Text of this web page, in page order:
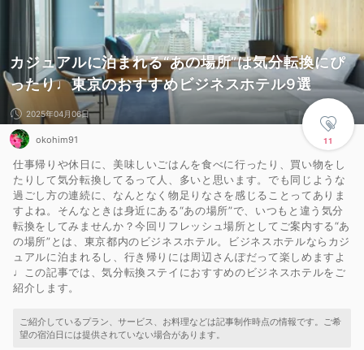
カジュアルに泊まれる“あの場所”は気分転換にぴ
ったり♩東京のおすすめビジネスホテル9選
11
2025年04月06日
okohim91
仕事帰りや休日に、美味しいごはんを食べに行ったり、買い物をし
たりして気分転換してるって人、多いと思います。でも同じような
過ごし方の連続に、なんとなく物足りなさを感じることってありま
すよね。そんなときは身近にある“あの場所”で、いつもと違う気分
転換をしてみませんか？今回リフレッシュ場所としてご案内する“あ
の場所”とは、東京都内のビジネスホテル。ビジネスホテルならカジ
ュアルに泊まれるし、行き帰りには周辺さんぽだって楽しめますよ
♩この記事では、気分転換ステイにおすすめのビジネスホテルをご
紹介します。